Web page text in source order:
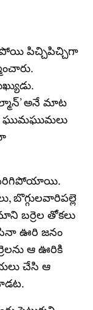
పోయి పిచ్చిపిచ్చిగా
అనే మాట
ఘుమఘుమలు
పెరిగిపోయాయి.
బొగ్గులవారిపల్లె
బర్రెల తోకలు
ఊరి జనం
ఆ ఊరికి
చేసి ఆ